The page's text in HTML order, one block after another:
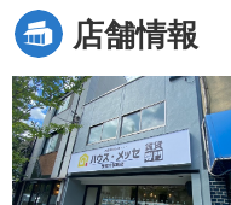
店舗情報